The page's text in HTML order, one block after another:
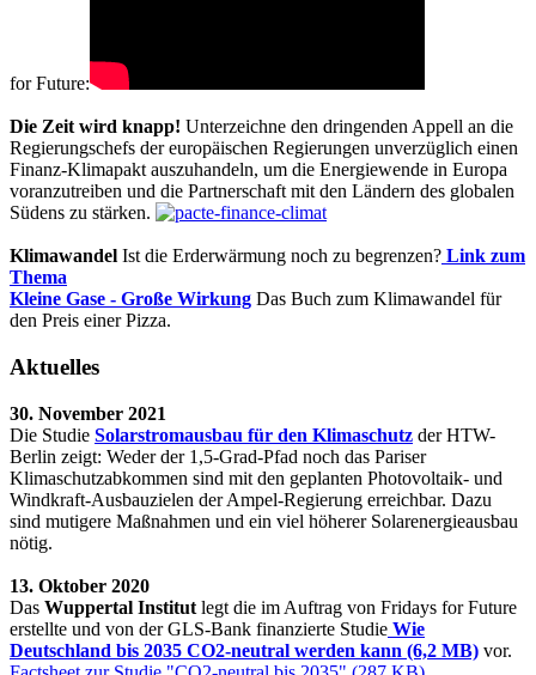
for Future:
Die Zeit wird knapp! Unterzeichne den dringenden Appell an die
Regierungschefs der europäischen Regierungen unverzüglich einen
Finanz-Klimapakt auszuhandeln, um die Energiewende in Europa
voranzutreiben und die Partnerschaft mit den Ländern des globalen
Südens zu stärken.
Klimawandel Ist die Erderwärmung noch zu begrenzen? Link zum
Thema
Kleine Gase - Große Wirkung Das Buch zum Klimawandel für
den Preis einer Pizza.
Aktuelles
30. November 2021
Die Studie Solarstromausbau für den Klimaschutz der HTW-
Berlin zeigt: Weder der 1,5-Grad-Pfad noch das Pariser
Klimaschutzabkommen sind mit den geplanten Photovoltaik- und
Windkraft-Ausbauzielen der Ampel-Regierung erreichbar. Dazu
sind mutigere Maßnahmen und ein viel höherer Solarenergieausbau
nötig.
13. Oktober 2020
Das Wuppertal Institut legt die im Auftrag von Fridays for Future
erstellte und von der GLS-Bank finanzierte Studie Wie
Deutschland bis 2035 CO2-neutral werden kann (6,2 MB) vor.